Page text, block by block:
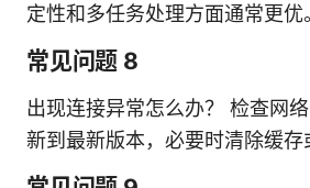
定性和多任务处理方面通常更优
常见问题 8
出现连接异常怎么办？ 检查网
新到最新版本，必要时清除缓存